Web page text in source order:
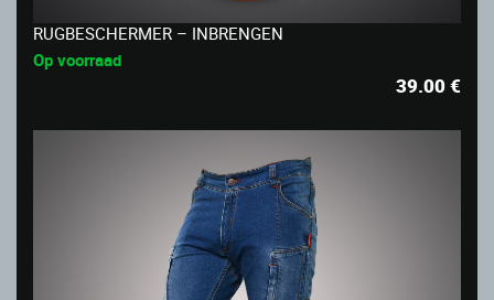
RUGBESCHERMER – INBRENGEN
Op voorraad
39.00€